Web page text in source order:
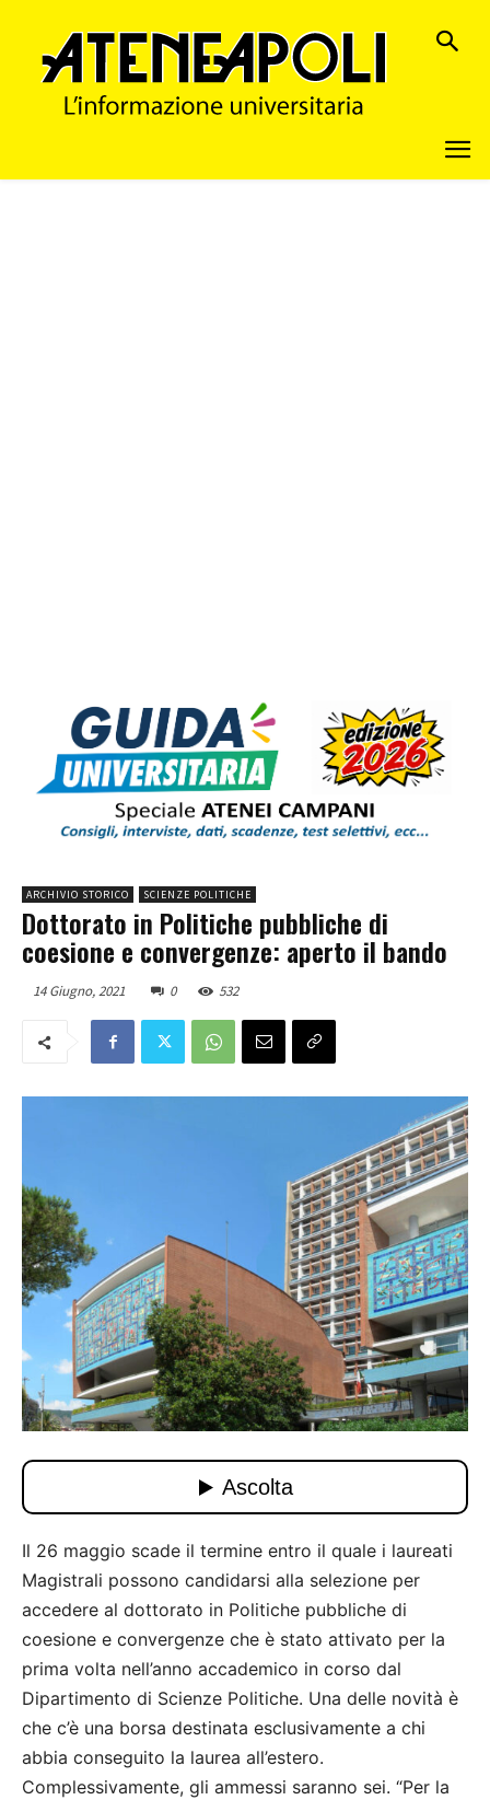
ARCHIVIO STORICO SCIENZE POLITICHE
Dottorato in Politiche pubbliche di
coesione e convergenze: aperto il bando
14 Giugno, 2021 0 532
Il 26 maggio scade il termine entro il quale i laureati
Magistrali possono candidarsi alla selezione per
accedere al dottorato in Politiche pubbliche di
coesione e convergenze che è stato attivato per la
prima volta nell’anno accademico in corso dal
Dipartimento di Scienze Politiche. Una delle novità è
che c’è una borsa destinata esclusivamente a chi
abbia conseguito la laurea all’estero.
Complessivamente, gli ammessi saranno sei. “Per la